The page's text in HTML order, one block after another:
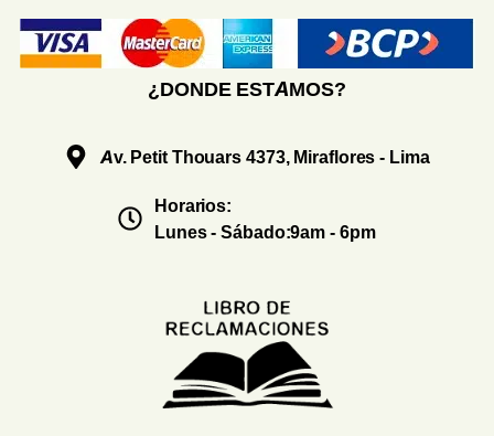
¿DONDE ESTAMOS?
Av. Petit Thouars 4373, Miraflores - Lima
Horarios:
Lunes - Sábado:9am - 6pm